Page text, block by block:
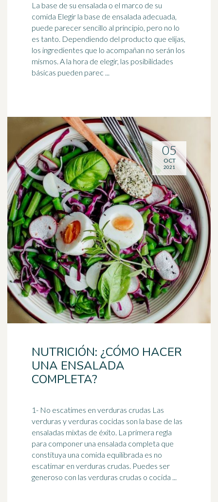
La base de su ensalada o el marco de su
comida Elegir la base de ensalada adecuada,
puede parecer sencillo al principio, pero no lo
es tanto. Dependiendo del producto que elijas,
los ingredientes que lo acompañan no serán los
mismos. A la hora de elegir, las posibilidades
básicas pueden parec ...
NUTRICIÓN: ¿CÓMO HACER
UNA ENSALADA
COMPLETA?
1- No escatimes en verduras crudas Las
verduras y verduras cocidas son la base de las
ensaladas mixtas de éxito. La primera regla
para componer una ensalada completa que
constituya una comida equilibrada es no
escatimar en verduras crudas. Puedes ser
generoso con las verduras crudas o cocida ...
05
OCT
2021